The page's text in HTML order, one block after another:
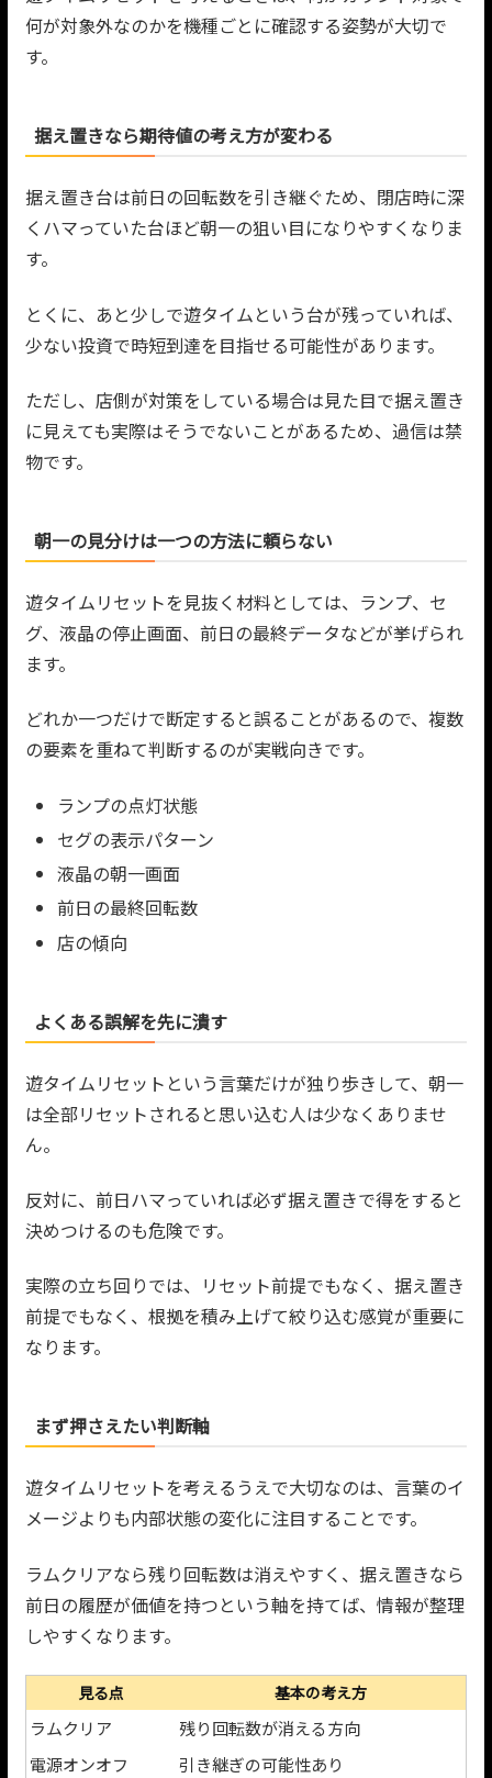
何が対象外なのかを機種ごとに確認する姿勢が大切で
す。
据え置きなら期待値の考え方が変わる
据え置き台は前日の回転数を引き継ぐため、閉店時に深
くハマっていた台ほど朝一の狙い目になりやすくなりま
す。
とくに、あと少しで遊タイムという台が残っていれば、
少ない投資で時短到達を目指せる可能性があります。
ただし、店側が対策をしている場合は見た目で据え置き
に見えても実際はそうでないことがあるため、過信は禁
物です。
朝一の見分けは一つの方法に頼らない
遊タイムリセットを見抜く材料としては、ランプ、セ
グ、液晶の停止画面、前日の最終データなどが挙げられ
ます。
どれか一つだけで断定すると誤ることがあるので、複数
の要素を重ねて判断するのが実戦向きです。
ランプの点灯状態
セグの表示パターン
液晶の朝一画面
前日の最終回転数
店の傾向
よくある誤解を先に潰す
遊タイムリセットという言葉だけが独り歩きして、朝一
は全部リセットされると思い込む人は少なくありませ
ん。
反対に、前日ハマっていれば必ず据え置きで得をすると
決めつけるのも危険です。
実際の立ち回りでは、リセット前提でもなく、据え置き
前提でもなく、根拠を積み上げて絞り込む感覚が重要に
なります。
まず押さえたい判断軸
遊タイムリセットを考えるうえで大切なのは、言葉のイ
メージよりも内部状態の変化に注目することです。
ラムクリアなら残り回転数は消えやすく、据え置きなら
前日の履歴が価値を持つという軸を持てば、情報が整理
しやすくなります。
見る点 基本の考え方
ラムクリア
残り回転数が消える方向
電源オンオフ
引き継ぎの可能性あり